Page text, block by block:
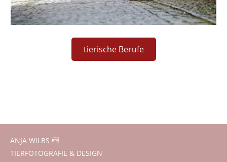
tierische Berufe
ANJA WILBS 
TIERFOTOGRAFIE & DESIGN